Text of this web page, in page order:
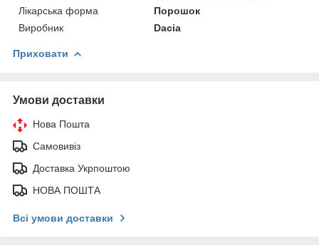
Лікарська форма
Порошок
Виробник
Dacia
Приховати
Умови доставки
Нова Пошта
Самовивіз
Доставка Укрпоштою
НОВА ПОШТА
Всі умови доставки